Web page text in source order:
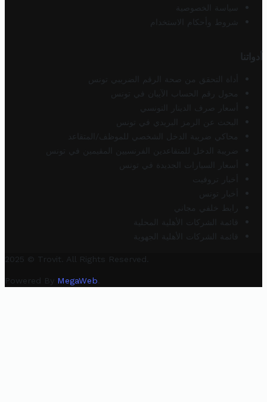
سياسة الخصوصية
شروط وأحكام الاستخدام
أدواتنا
أداة التحقق من صحة الرقم الضريبي تونس
محول رقم الحساب الآيبان في تونس
أسعار صرف الدينار التونسي
البحث عن الرمز البريدي في تونس
محاكي ضريبة الدخل الشخصي للموظف/المتقاعد
ضريبة الدخل للمتقاعدين الفرنسيين المقيمين في تونس
أسعار السيارات الجديدة في تونس
أخبار تروفيت
أخبار تونس
رابط خلفي مجاني
قائمة الشركات الأهلية المحلية
قائمة الشركات الأهلية الجهوية
2025 © Trovit. All Rights Reserved.
Powered By MegaWeb